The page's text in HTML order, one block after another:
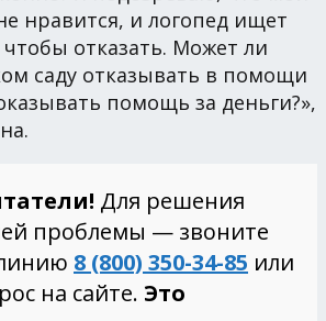
нравится, и логопед ищет
чтобы отказать. Может ли
саду отказывать в помощи
помощь за деньги?»,
Для решения
проблемы — звоните
8 (800) 350-34-85 или
на сайте. Это